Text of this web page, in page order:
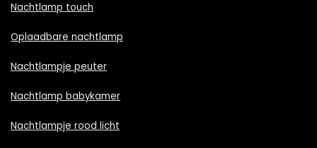
Nachtlamp touch
Oplaadbare nachtlamp
Nachtlampje peuter
Nachtlamp babykamer
Nachtlampje rood licht